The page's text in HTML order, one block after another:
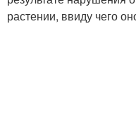
растении, ввиду чего